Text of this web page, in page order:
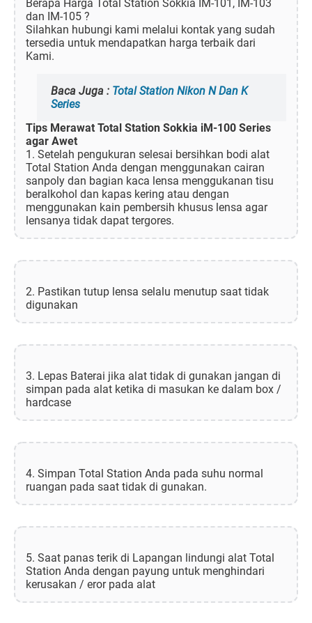
Berapa Harga Total Station Sokkia IM-101, IM-103
dan IM-105 ?
Silahkan hubungi kami melalui kontak yang sudah
tersedia untuk mendapatkan harga terbaik dari
Kami.
Baca Juga : Total Station Nikon N Dan K
Series
Tips Merawat Total Station Sokkia iM-100 Series
agar Awet
1. Setelah pengukuran selesai bersihkan bodi alat
Total Station Anda dengan menggunakan cairan
sanpoly dan bagian kaca lensa menggukanan tisu
beralkohol dan kapas kering atau dengan
menggunakan kain pembersih khusus lensa agar
lensanya tidak dapat tergores.
2. Pastikan tutup lensa selalu menutup saat tidak
digunakan
3. Lepas Baterai jika alat tidak di gunakan jangan di
simpan pada alat ketika di masukan ke dalam box /
hardcase
4. Simpan Total Station Anda pada suhu normal
ruangan pada saat tidak di gunakan.
5. Saat panas terik di Lapangan lindungi alat Total
Station Anda dengan payung untuk menghindari
kerusakan / eror pada alat